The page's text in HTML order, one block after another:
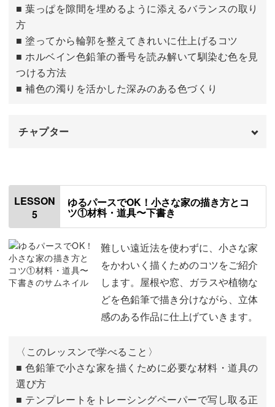
■ 葉っぱを隙間を埋めるように添えるバランスの取り
方
■ 塗ってから輪郭を整えてきれいに仕上げるコツ
■ ホルベイン色鉛筆の番号を読み解いて馴染む色を見
つける方法
■ 補色の濁りを活かした深みのある色づくり
チャプター
草の描き方
花の描き方
色見本を作る 10:40
今回の色見本について 13:12
23:41
LESSON
5
ゆるパースでOK！小さな家の描き方とコ
ツ①材料・道具〜下書き
難しい遠近法を使わずに、小さな家
をかわいく描くためのコツをご紹介
します。屋根や窓、ガラスや植物な
どを色鉛筆で描き分けながら、立体
感のある作品に仕上げていきます。
〈このレッスンで学べること〉
■ 色鉛筆で小さな家を描くために必要な材料・道具の
選び方
■ テンプレートをトレーシングペーパーで写し取る正